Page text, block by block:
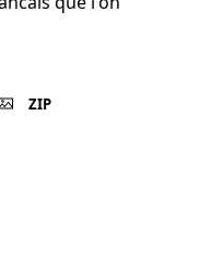
ZIP